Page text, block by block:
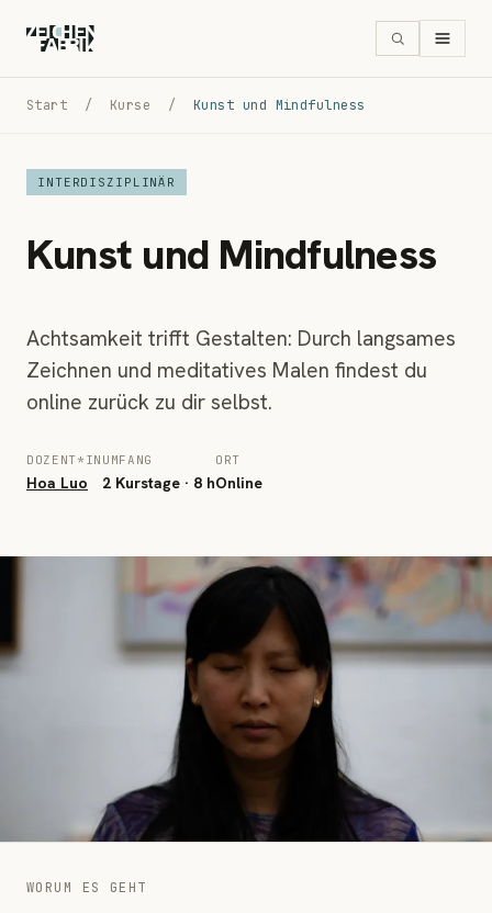
Start / Kurse / Kunst und Mindfulness
INTERDISZIPLINÄR
Kunst und Mindfulness
Achtsamkeit trifft Gestalten: Durch langsames
Zeichnen und meditatives Malen findest du
online zurück zu dir selbst.
DOZENT*IN
Hoa Luo
UMFANG
2 Kurstage · 8 h
ORT
Online
WORUM ES GEHT